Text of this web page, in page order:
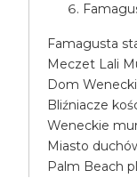
Famagusta
Meczet Lali
Dom Wenecki
Bliźniacze
Weneckie
Miasto
Palm Beach